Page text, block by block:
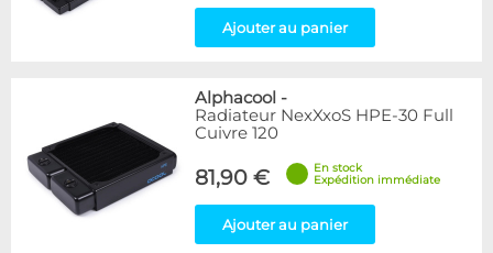
Ajouter au panier
Alphacool -
Radiateur NexXxoS HPE-30 Full
Cuivre 120
81,90 €
En stock
Expédition immédiate
Ajouter au panier